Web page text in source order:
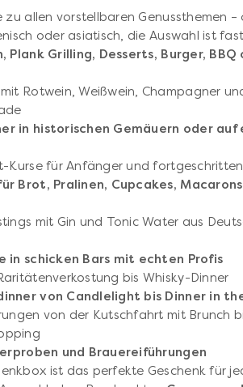
zu allen vorstellbaren Genussthemen –
oder asiatisch, die Auswahl ist
Plank Grilling, Desserts, Burger, BBQ
Rotwein, Weißwein, Champagner
in historischen Gemäuern oder auf
Kurse für Anfänger und
Brot, Pralinen, Cupcakes,
mit Gin und Tonic Water aus
in schicken Bars mit echten Profis
bis Whisky-Dinner
von Candlelight bis Dinner in
von der Kutschfahrt mit Brunch
und Brauereiführungen
ist das perfekte Geschenk für